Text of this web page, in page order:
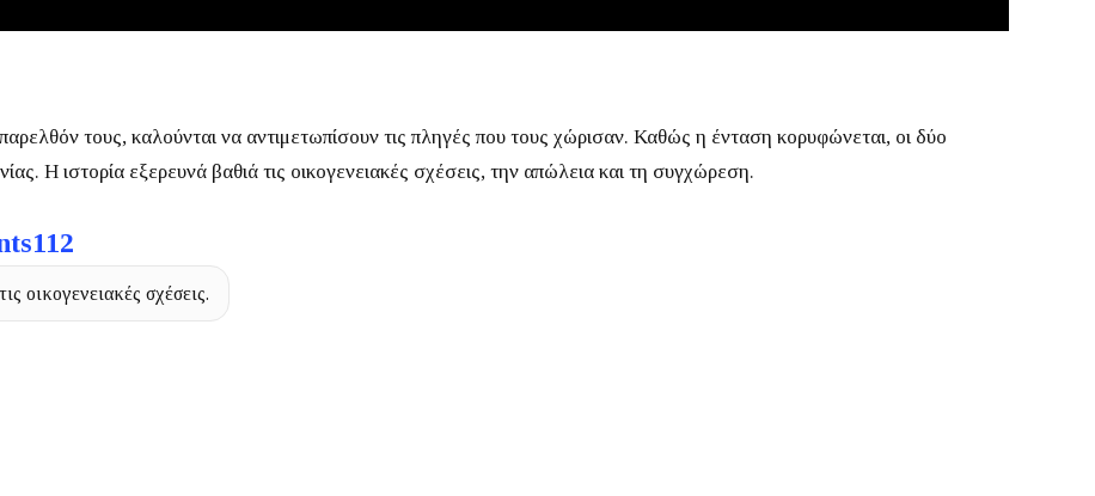
τους, καλούνται να αντιμετωπίσουν τις πληγές που τους χώρισαν. Καθώς η ένταση κορυφώνεται, οι δύο
Η ιστορία εξερευνά βαθιά τις οικογενειακές σχέσεις, την απώλεια και τη συγχώρεση.
οικογενειακές σχέσεις.